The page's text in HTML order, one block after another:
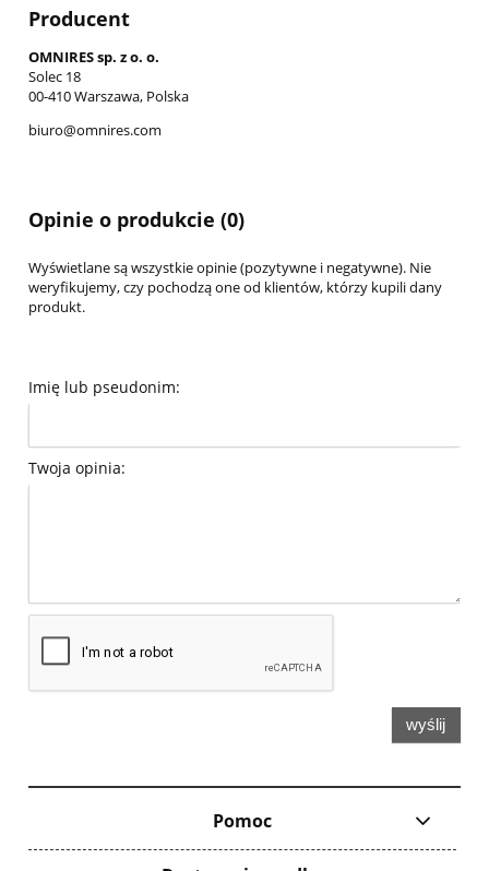
Producent
OMNIRES sp. z o. o.
Solec 18
00-410 Warszawa, Polska
biuro@omnires.com
Opinie o produkcie (0)
Wyświetlane są wszystkie opinie (pozytywne i negatywne). Nie
weryfikujemy, czy pochodzą one od klientów, którzy kupili dany
produkt.
Imię lub pseudonim:
Twoja opinia:
wyślij
Pomoc